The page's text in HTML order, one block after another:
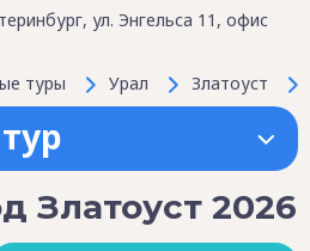
ул. Энгельса 11, офис
туры Урал Златоуст
Златоуст 2026